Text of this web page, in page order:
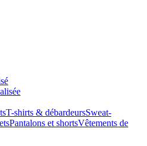
T-shirts & débardeursSweat-
Pantalons et shortsVêtements de